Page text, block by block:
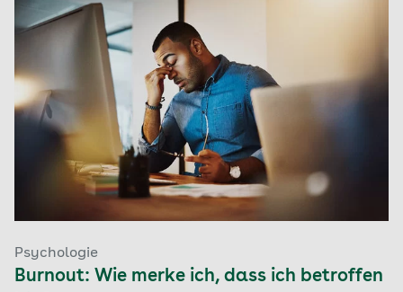
Psychologie
Burnout: Wie merke ich, dass ich betroffen